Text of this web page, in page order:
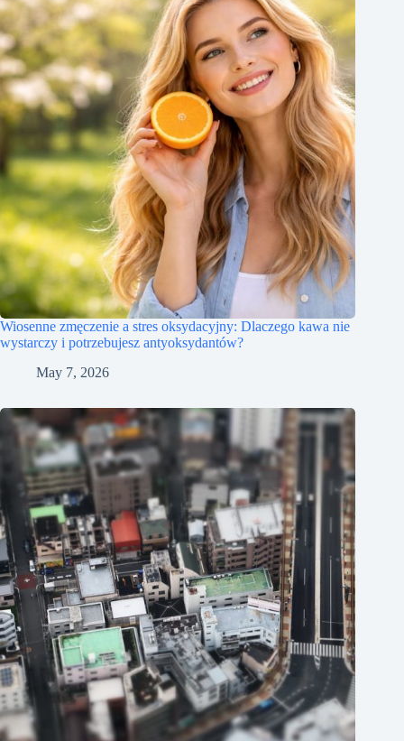
Wiosenne zmęczenie a stres oksydacyjny: Dlaczego kawa nie
wystarczy i potrzebujesz antyoksydantów?
May 7, 2026